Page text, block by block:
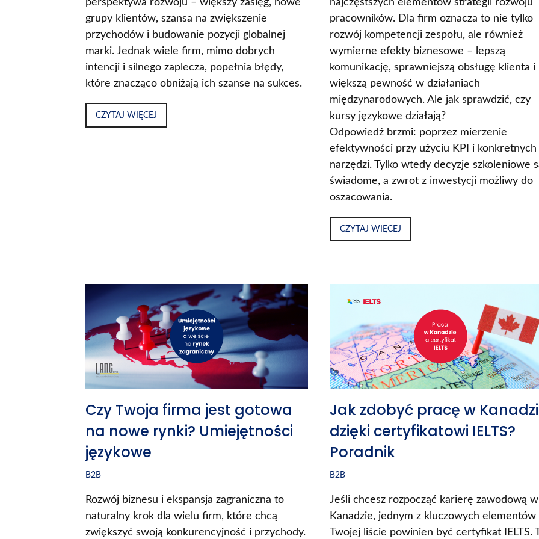
perspektywa rozwoju – większy zasięg, nowe
grupy klientów, szansa na zwiększenie
przychodów i budowanie pozycji globalnej
marki. Jednak wiele firm, mimo dobrych
intencji i silnego zaplecza, popełnia błędy,
które znacząco obniżają ich szanse na sukces.
CZYTAJ WIĘCEJ
najczęstszych elementów strategii rozwoju
pracowników. Dla firm oznacza to nie tylko
rozwój kompetencji zespołu, ale również
wymierne efekty biznesowe – lepszą
komunikację, sprawniejszą obsługę klienta i
większą pewność w działaniach
międzynarodowych. Ale jak sprawdzić, czy
kursy językowe działają?
Odpowiedź brzmi: poprzez mierzenie
efektywności przy użyciu KPI i konkretnych
narzędzi. Tylko wtedy decyzje szkoleniowe
świadome, a zwrot z inwestycji możliwy do
oszacowania.
CZYTAJ WIĘCEJ
Czy Twoja firma jest gotowa
na nowe rynki? Umiejętności
językowe
B2B
Rozwój biznesu i ekspansja zagraniczna to
naturalny krok dla wielu firm, które chcą
zwiększyć swoją konkurencyjność i przychody.
Jak zdobyć pracę w
dzięki certyfikatowi IELTS?
Poradnik
B2B
Jeśli chcesz rozpocząć karierę zawodową w
Kanadzie, jednym z kluczowych elementów
Twojej liście powinien być certyfikat IELTS.